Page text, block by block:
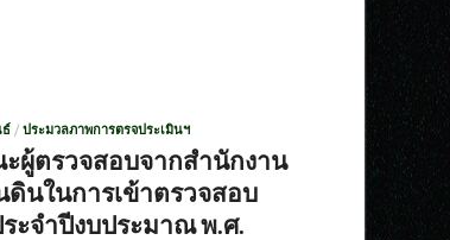
ธ์ / ประมวลภาพการตรจประเมินฯ
ผู้ตรวจสอบจากสำนักงาน
ดินในการเข้าตรวจสอบ
ระจำปีงบประมาณ พ.ศ.